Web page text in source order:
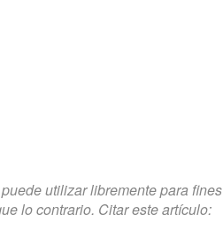
utilizar libremente para fines
lo contrario. Citar este artículo: